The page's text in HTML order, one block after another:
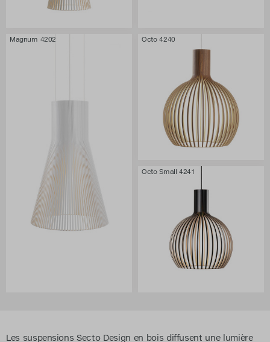
Magnum 4202 Octo 4240
Octo Small 4241
Les suspensions Secto Design en bois diffusent une lumière